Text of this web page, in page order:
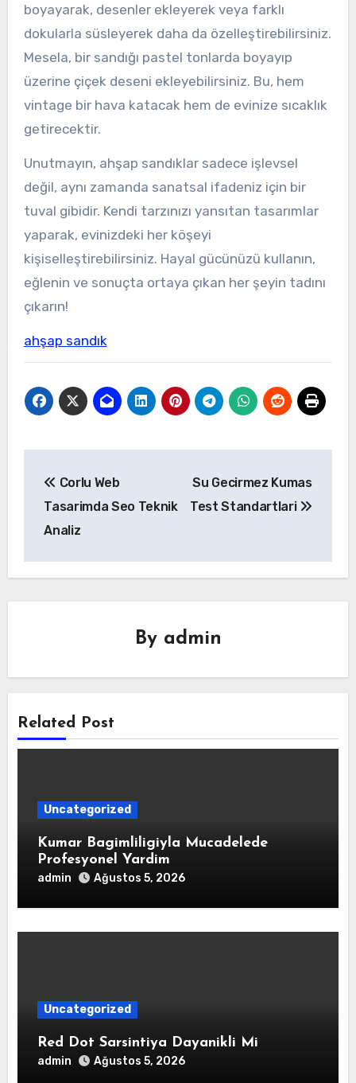
boyayarak, desenler ekleyerek veya farklı
dokularla süsleyerek daha da özelleştirebilirsiniz.
Mesela, bir sandığı pastel tonlarda boyayıp
üzerine çiçek deseni ekleyebilirsiniz. Bu, hem
vintage bir hava katacak hem de evinize sıcaklık
getirecektir.
Unutmayın, ahşap sandıklar sadece işlevsel
değil, aynı zamanda sanatsal ifadeniz için bir
tuval gibidir. Kendi tarzınızı yansıtan tasarımlar
yaparak, evinizdeki her köşeyi
kişiselleştirebilirsiniz. Hayal gücünüzü kullanın,
eğlenin ve sonuçta ortaya çıkan her şeyin tadını
çıkarın!
ahşap sandık
gezinmesi
Corlu Web
Tasarimda Seo Teknik
Analiz
Su Gecirmez Kumas
Test Standartlari
By admin
Related Post
Uncategorized
Kumar Bagimliligiyla Mucadelede
Profesyonel Yardim
admin Ağustos 5, 2026
Uncategorized
Red Dot Sarsintiya Dayanikli Mi
admin Ağustos 5, 2026